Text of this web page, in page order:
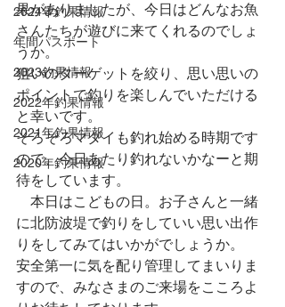
2024年釣果情報
年間パスポート
2023釣果情報
2022年釣果情報
2021年釣果情報
2020年釣果情報
果がありましたが、今日はどんなお魚
さんたちが遊びに来てくれるのでしょ
うか。
狙いのターゲットを絞り、思い思いの
ポイントで釣りを楽しんでいただける
と幸いです。
そろそろマダイも釣れ始める時期です
ので、今日あたり釣れないかなーと期
待をしています。
本日はこどもの日。お子さんと一緒
に北防波堤で釣りをしていい思い出作
りをしてみてはいかがでしょうか。
安全第一に気を配り管理してまいりま
すので、みなさまのご来場をこころよ